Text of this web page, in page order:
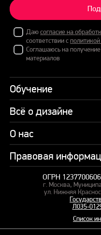
Даюсогласие на
соответствии с
Соглашаюсь на
материалов
Обучение
Курсы
Пакетные предложения
Профессии
Подарочные
Корпоративное
Курсы для сотрудников
Пакетные предложения
Всё о дизайне
Учебник по презентациям
Банк слайдов
Вебинары
Студия дизайна
Заказать презентацию
О нас
Об академии
СМИ о нас
Правовая
Карта сайта
Оферта и лицензия
Политика
ОГРН
г. Москва,
ул. Нижняя
Л035-
Список